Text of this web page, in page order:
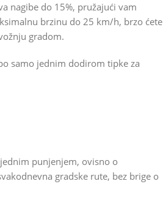
nagibe do 15%, pružajući vam
brzinu do 25 km/h, brzo ćete
gradom.
samo jednim dodirom tipke za
punjenjem, ovisno o
gradske rute, bez brige o